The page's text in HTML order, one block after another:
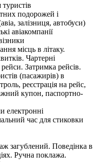
подорожей і
залізниця, автобуси)
авіакомпанії
місць в літаку.
Чартерні
Затримка рейсів.
(пасажирів) в
реєстрація на рейс,
купон, паспортно-
електронні
час для стиковки
загублений. Поведінка в
Ручна поклажа.